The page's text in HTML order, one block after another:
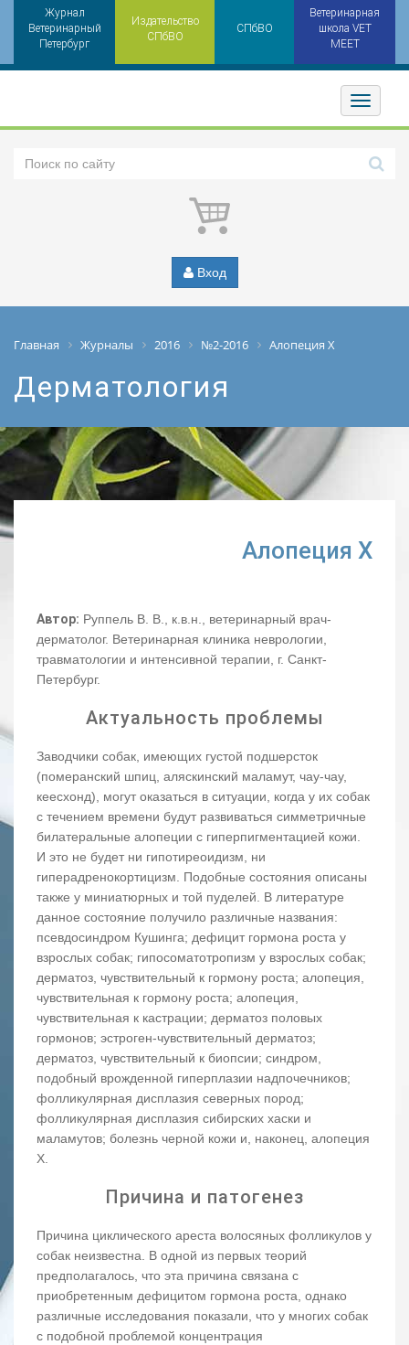
Журнал
Ветеринарный
Петербург
Издательство
СПбВО
СПбВО
Ветеринарная
школа VET
MEET
Toggler
Вход
Главная Журналы 2016 №2-2016 Алопеция Х
Дерматология
Алопеция Х
Автор: Руппель В. В., к.в.н., ветеринарный врач-
дерматолог. Ветеринарная клиника неврологии,
травматологии и интенсивной терапии, г. Санкт-
Петербург.
Актуальность проблемы
Заводчики собак, имеющих густой подшерсток
(померанский шпиц, аляскинский маламут, чау-чау,
кеесхонд), могут оказаться в ситуации, когда у их собак
с течением времени будут развиваться симметричные
билатеральные алопеции с гиперпигментацией кожи.
И это не будет ни гипотиреоидизм, ни
гиперадренокортицизм. Подобные состояния описаны
также у миниатюрных и той пуделей. В литературе
данное состояние получило различные названия:
псевдосиндром Кушинга; дефицит гормона роста у
взрослых собак; гипосоматотропизм у взрослых собак;
дерматоз, чувствительный к гормону роста; алопеция,
чувствительная к гормону роста; алопеция,
чувствительная к кастрации; дерматоз половых
гормонов; эстроген-чувствительный дерматоз;
дерматоз, чувствительный к биопсии; синдром,
подобный врожденной гиперплазии надпочечников;
фолликулярная дисплазия северных пород;
фолликулярная дисплазия сибирских хаски и
маламутов; болезнь черной кожи и, наконец, алопеция
Х.
Причина и патогенез
Причина циклического ареста волосяных фолликулов у
собак неизвестна. В одной из первых теорий
предполагалось, что эта причина связана с
приобретенным дефицитом гормона роста, однако
различные исследования показали, что у многих собак
с подобной проблемой концентрация